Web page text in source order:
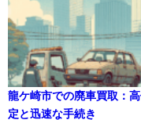
龍ケ崎市での廃車買取：
定と迅速な手続き